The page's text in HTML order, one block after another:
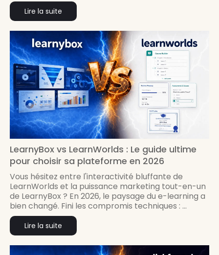
Lire la suite
LearnyBox vs LearnWorlds : Le guide ultime
pour choisir sa plateforme en 2026
Vous hésitez entre l'interactivité bluffante de
LearnWorlds et la puissance marketing tout-en-un
de LearnyBox ? En 2026, le paysage du e-learning a
bien changé. Fini les compromis techniques : ...
Lire la suite